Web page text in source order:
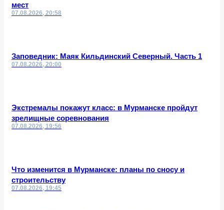
мест
07.08.2026, 20:58
Заповедник: Маяк Кильдинский Северный. Часть 1
07.08.2026, 20:00
Экстремалы покажут класс: в Мурманске пройдут
зрелищные соревнования
07.08.2026, 19:56
Что изменится в Мурманске: планы по сносу и
строительству
07.08.2026, 19:45